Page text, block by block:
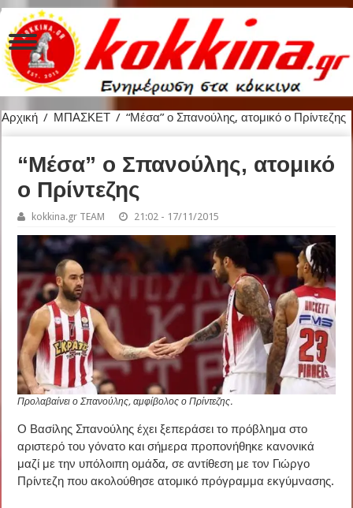
Αρχική / ΜΠΑΣΚΕΤ / “Μέσα” ο Σπανούλης, ατομικό ο Πρίντεζης
“Μέσα” ο Σπανούλης, ατομικό
ο Πρίντεζης
kokkina.gr TEAM 21:02 - 17/11/2015
Προλαβαίνει ο Σπανούλης, αμφίβολος ο Πρίντεζης.
Ο Βασίλης Σπανούλης έχει ξεπεράσει το πρόβλημα στο
αριστερό του γόνατο και σήμερα προπονήθηκε κανονικά
μαζί με την υπόλοιπη ομάδα, σε αντίθεση με τον Γιώργο
Πρίντεζη που ακολούθησε ατομικό πρόγραμμα εκγύμνασης.